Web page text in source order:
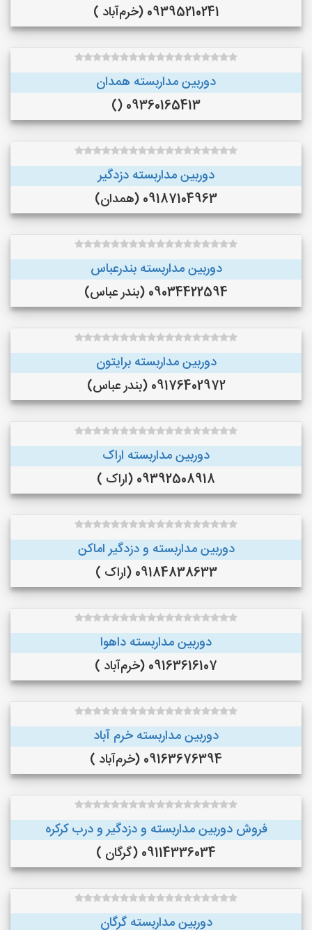
09395210241 (خرم‌آباد )
دوربین مداربسته همدان
09360165413 ()
دوربین مداربسته دزدگیر
09187104963 (همدان)
دوربین مداربسته بندرعباس
09034422594 (بندر عباس)
دوربین مداربسته برایتون
09176402972 (بندر عباس)
دوربین مداربسته اراک
09392508918 (اراک )
دوربین مداربسته و دزدگیر اماکن
09184838633 (اراک )
دوربین مداربسته داهوا
09163616107 (خرم‌آباد )
دوربین مداربسته خرم آباد
09163676394 (خرم‌آباد )
فروش دوربین مداربسته و دزدگیر و درب کرکره
09114336034 (گرگان )
دوربین مداربسته گرگان